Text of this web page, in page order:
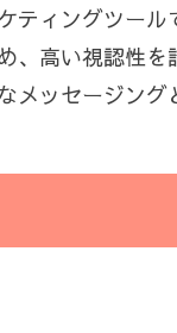
ィングツール
高い視認性を
ッセージング